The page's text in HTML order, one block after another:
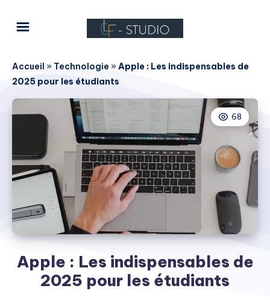
Accueil » Technologie »Apple : Les indispensables de
2025 pour les étudiants
68
Apple : Les indispensables de
2025 pour les étudiants